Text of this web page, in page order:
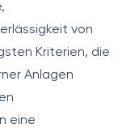
von
Kriterien, die
Anlagen
eine